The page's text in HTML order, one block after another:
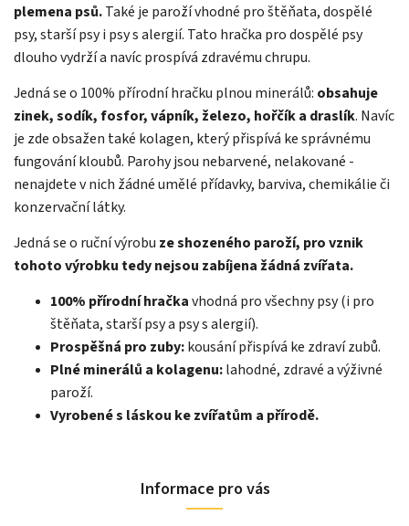
plemena psů.Také je paroží vhodné pro štěňata, dospělé
psy, starší psy i psy s alergií. Tato hračka pro dospělé psy
dlouho vydrží a navíc prospívá zdravému chrupu.
Jedná se o 100% přírodní hračku plnou minerálů: obsahuje
zinek, sodík, fosfor, vápník, železo, hořčík a draslík. Navíc
je zde obsažen také kolagen, který přispívá ke správnému
fungování kloubů. Parohy jsou nebarvené, nelakované -
nenajdete v nich žádné umělé přídavky, barviva, chemikálie či
konzervační látky.
Jedná se o ruční výrobu ze shozeného paroží, pro vznik
tohoto výrobku tedy nejsou zabíjena žádná zvířata.
100% přírodní hračkavhodná pro všechny psy (i pro
štěňata, starší psy a psy s alergií).
Prospěšná pro zuby:kousání přispívá ke zdraví zubů.
Plné minerálů a kolagenu:lahodné, zdravé a výživné
paroží.
Vyrobené s láskou ke zvířatům a přírodě.
Informace pro vás